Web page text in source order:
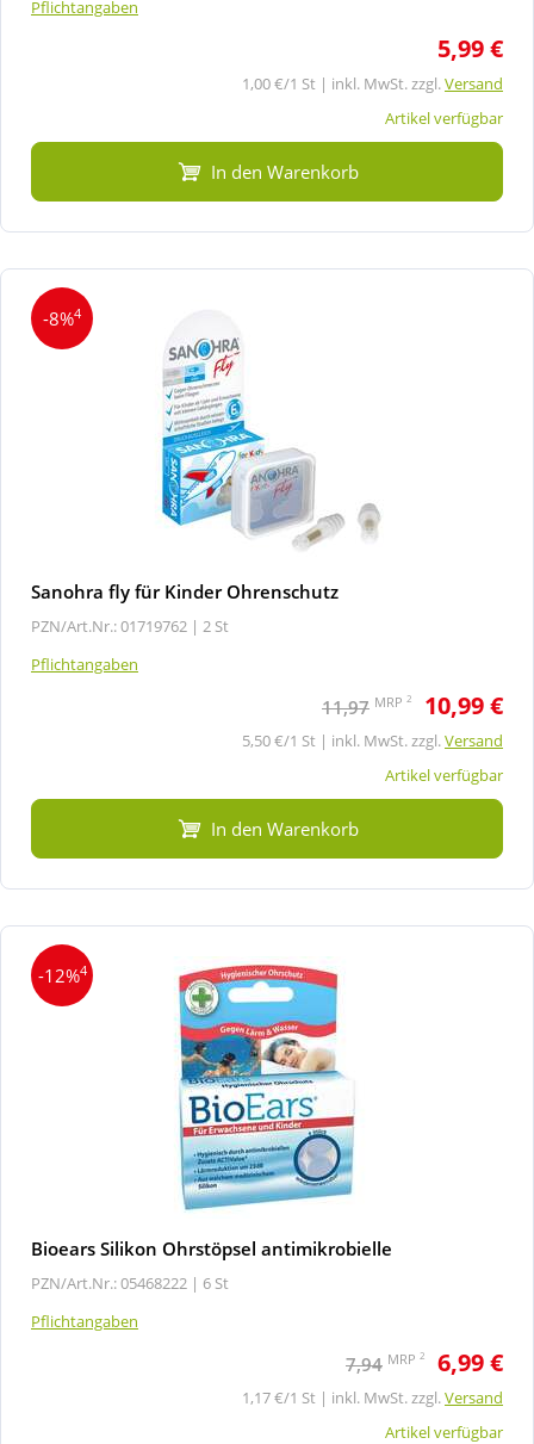
Pflichtangaben
5,99 €
1,00 €/1 St | inkl. MwSt. zzgl.Versand
Artikel verfügbar
In den Warenkorb
-8%4
Sanohra fly für Kinder Ohrenschutz
PZN/Art.Nr.: 01719762 | 2 St
Pflichtangaben
11,97 MRP 2 10,99 €
5,50 €/1 St | inkl. MwSt. zzgl.Versand
Artikel verfügbar
In den Warenkorb
-12%4
Bioears Silikon Ohrstöpsel antimikrobielle
PZN/Art.Nr.: 05468222 | 6 St
Pflichtangaben
7,94 MRP 2 6,99 €
1,17 €/1 St | inkl. MwSt. zzgl.Versand
Artikel verfügbar